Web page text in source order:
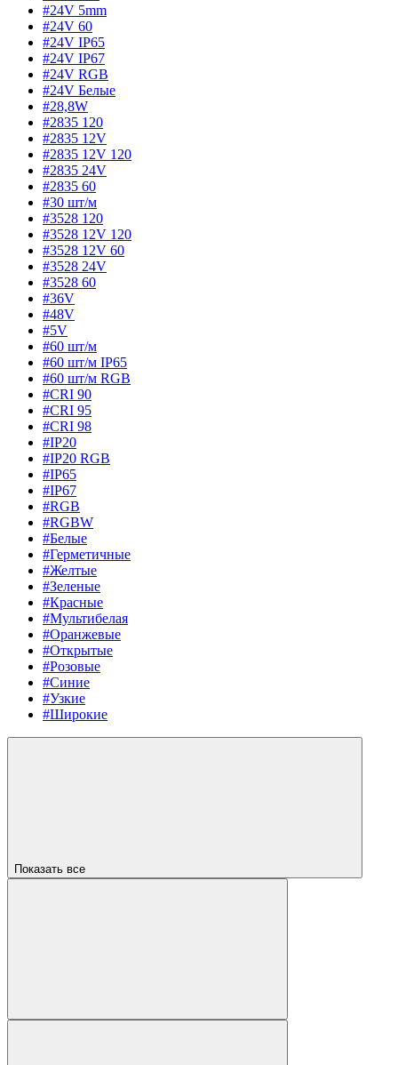
#24V 5mm
#24V 60
#24V IP65
#24V IP67
#24V RGB
#24V Белые
#28,8W
#2835 120
#2835 12V
#2835 12V 120
#2835 24V
#2835 60
#30 шт/м
#3528 120
#3528 12V 120
#3528 12V 60
#3528 24V
#3528 60
#36V
#48V
#5V
#60 шт/м
#60 шт/м IP65
#60 шт/м RGB
#CRI 90
#CRI 95
#CRI 98
#IP20
#IP20 RGB
#IP65
#IP67
#RGB
#RGBW
#Белые
#Герметичные
#Желтые
#Зеленые
#Красные
#Мультибелая
#Оранжевые
#Открытые
#Розовые
#Синие
#Узкие
#Широкие
Показать все